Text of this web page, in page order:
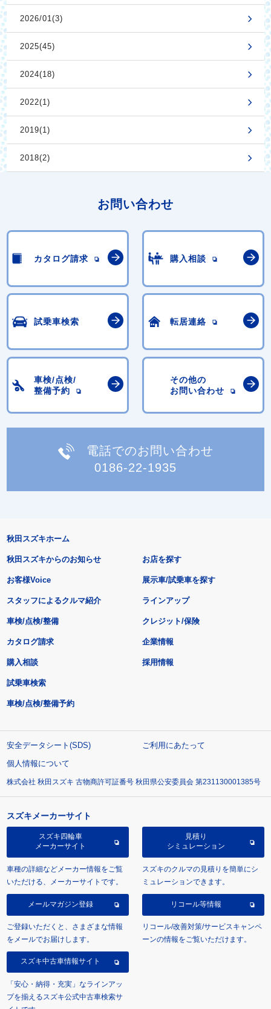
2026/01(3)
2025(45)
2024(18)
2022(1)
2019(1)
2018(2)
お問い合わせ
カタログ請求 購入相談
試乗車検索 転居連絡
車検/点検/
整備予約
その他の
お問い合わせ
電話でのお問い合わせ
0186-22-1935
秋田スズキホーム
秋田スズキからのお知らせ
お客様Voice
スタッフによるクルマ紹介
お店を探す
展示車/試乗車を探す
ラインアップ
車検/点検/整備 クレジット/保険
カタログ請求
購入相談
試乗車検索
車検/点検/整備予約
企業情報
採用情報
安全データシート(SDS)
ご利用にあたって
個人情報について
株式会社 秋田スズキ 古物商許可証番号 秋田県公安委員会 第231130001385号
スズキメーカーサイト
スズキ四輪車
メーカーサイト
車種の詳細などメーカー情報をご覧
いただける、メーカーサイトです。
見積り
シミュレーション
スズキのクルマの見積りを簡単にシ
ミュレーションできます。
メールマガジン登録
ご登録いただくと、さまざまな情報
をメールでお届けします。
リコール等情報
リコール/改善対策/サービスキャンペ
ーンの情報をご覧いただけます。
スズキ中古車情報サイト
「安心・納得・充実」なラインアッ
プを揃えるスズキ公式中古車検索サ